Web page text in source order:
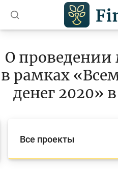
Статьи
Учебные
О
в рамках
денег 2020»
Все проекты